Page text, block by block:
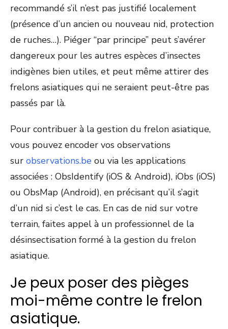
recommandé s’il n’est pas justifié localement
(présence d’un ancien ou nouveau nid, protection
de ruches…). Piéger “par principe” peut s’avérer
dangereux pour les autres espèces d’insectes
indigènes bien utiles, et peut même attirer des
frelons asiatiques qui ne seraient peut-être pas
passés par là.
Pour contribuer à la gestion du frelon asiatique,
vous pouvez encoder vos observations
sur observations.be ou via les applications
associées : ObsIdentify (iOS & Android), iObs (iOS)
ou ObsMap (Android), en précisant qu’il s’agit
d’un nid si c’est le cas. En cas de nid sur votre
terrain, faites appel à un professionnel de la
désinsectisation formé à la gestion du frelon
asiatique.
Je peux poser des pièges
moi-même contre le frelon
asiatique.